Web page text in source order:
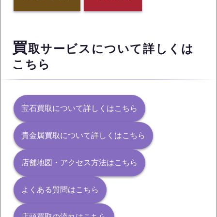
買取サービスについて詳しくは
こちら
宝石買取について詳しくはこちら
貴金属買取について詳しくはこちら
店舗地図・アクセス方法はこちら
よくある質問はこちら